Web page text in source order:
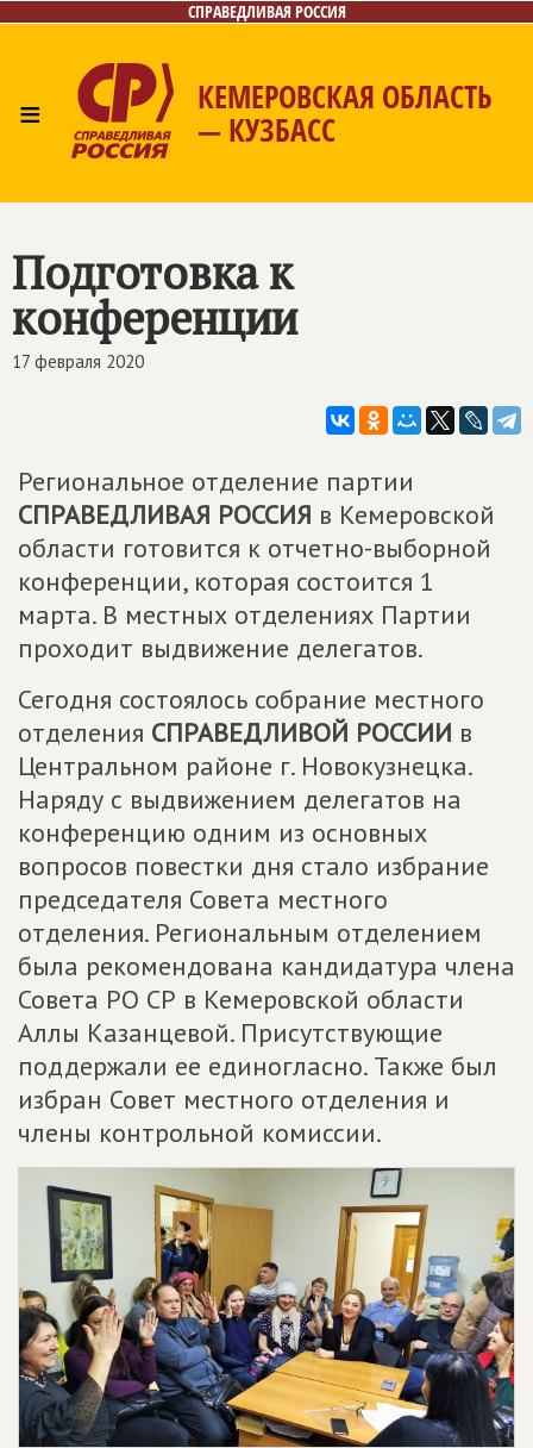
СПРАВЕДЛИВАЯ РОССИЯ
≡ КЕМЕРОВСКАЯ ОБЛАСТЬ
— КУЗБАСС
Подготовка к
конференции
17 февраля 2020
Региональное отделение партии
СПРАВЕДЛИВАЯ РОССИЯ в Кемеровской
области готовится к отчетно-выборной
конференции, которая состоится 1
марта. В местных отделениях Партии
проходит выдвижение делегатов.
Сегодня состоялось собрание местного
отделения СПРАВЕДЛИВОЙ РОССИИ в
Центральном районе г. Новокузнецка.
Наряду с выдвижением делегатов на
конференцию одним из основных
вопросов повестки дня стало избрание
председателя Совета местного
отделения. Региональным отделением
была рекомендована кандидатура члена
Совета РО СР в Кемеровской области
Аллы Казанцевой. Присутствующие
поддержали ее единогласно. Также был
избран Совет местного отделения и
члены контрольной комиссии.